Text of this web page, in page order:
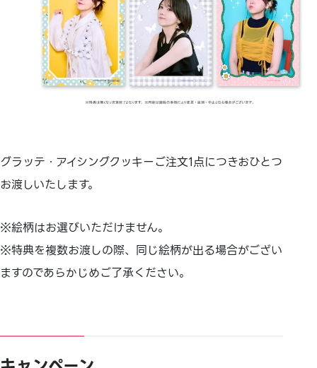
グラッテ・アイシングクッキーご注文1点につきおひとつ
お渡しいたします。
※絵柄はお選びいただけません。
※特典を複数お渡しの際、同じ絵柄が出る場合がござい
ますのであらかじめご了承ください。